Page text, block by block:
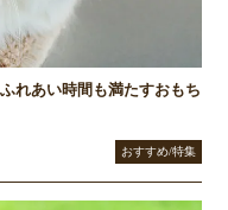
れあい時間も満たすおもち
おすすめ/特集